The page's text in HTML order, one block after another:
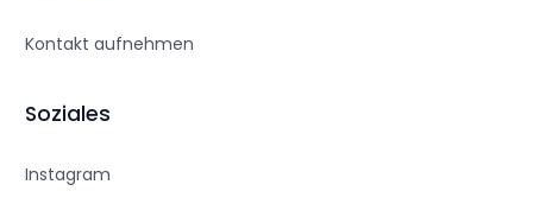
Kontakt aufnehmen
Soziales
Instagram